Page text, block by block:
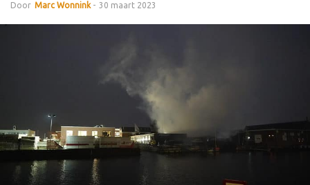
Door Marc Wonnink - 30 maart 2023